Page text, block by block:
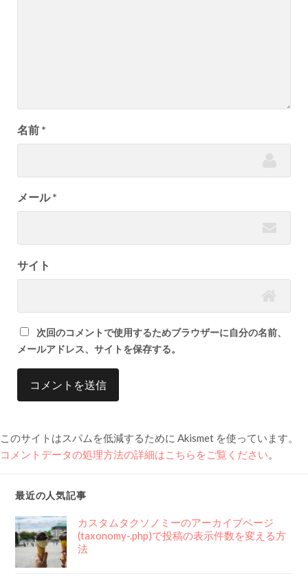
名前 *
メール*
サイト
次回のコメントで使用するためブラウザーに自分の名前、
メールアドレス、サイトを保存する。
このサイトはスパムを低減するために Akismet を使っています。
コメントデータの処理方法の詳細はこちらをご覧ください。
最近の人気記事
カスタムタクソノミーのアーカイブページ
(taxonomy-.php)で投稿の表示件数を変える方
法